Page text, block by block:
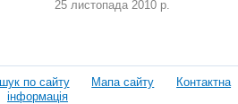
25 листопада 2010 р.
по сайту Мапа сайту
Контактна
інформація